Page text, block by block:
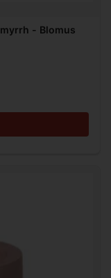
- Blomus